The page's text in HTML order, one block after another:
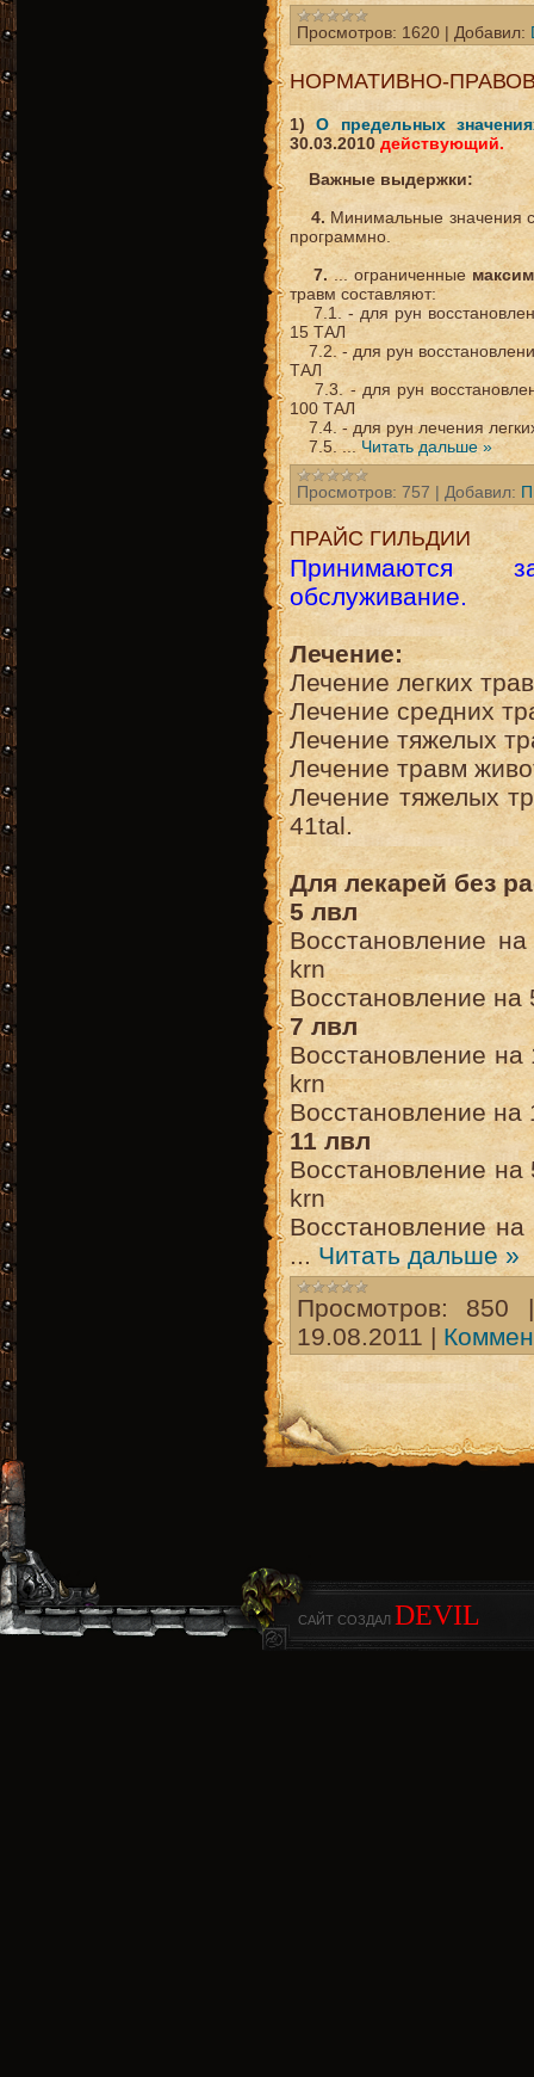
Просмотров: 1620 | Добавил:
НОРМАТИВНО-
1)О предельных
30.03.2010 действующий.
Важные выдержки:
4. Минимальные значения
программно.
7.... ограниченные
травм составляют:
7.1. - для рун
15 ТАЛ
7.2. - для рун
ТАЛ
7.3. - для рун
100 ТАЛ
7.4. - для рун лечения
7.5....Читать дальше »
Просмотров: 757 | Добавил:
ПРАЙС ГИЛЬДИИ
Принимаются
обслуживание.
Лечение:
Лечение легких
Лечение средних
Лечение тяжелых
Лечение травм
Лечение тяжелых
41tal.
Для лекарей без
5 лвл
Восстановление
krn
Восстановление на
7 лвл
Восстановление
krn
Восстановление на
11 лвл
Восстановление
krn
Восстановление
... Читать дальше »
Просмотров:
850
19.08.2011 |
САЙТ СОЗДАЛ DEVIL